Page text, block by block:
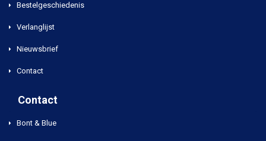
Bestelgeschiedenis
Verlanglijst
Nieuwsbrief
Contact
Contact
Bont & Blue